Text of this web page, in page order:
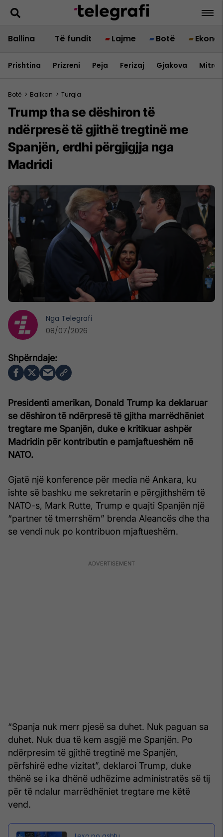
Ballina Të fundit Lajme Botë
Prishtina Prizreni Peja Ferizaj Gjakova
Botë > Ballkan > Turqia
Trump tha se dëshiron të
ndërpresë të gjithë tregtinë me
Spanjën, erdhi përgjigjja nga
Madridi
Presidenti amerikan, Donald Trump ka deklaruar
se dëshiron të ndërpresë të gjitha marrëdhëniet
tregtare me Spanjën, duke e kritikuar ashpër
Madridin për kontributin e pamjaftueshëm në
NATO.
Gjatë një konference për media në Ankara, ku
ishte së bashku me sekretarin e përgjithshëm të
NATO-s, Mark Rutte, Trump e quajti Spanjën një
“partner të tmerrshëm” brenda Aleancës dhe tha
se vendi nuk po kontribuon mjaftueshëm.
“Spanja nuk merr pjesë sa duhet. Nuk paguan sa
duhet. Nuk dua të kem asgjë me Spanjën. Po
ndërpresim të gjithë tregtinë me Spanjën,
përfshirë edhe vizitat”, deklaroi Trump, duke
thënë se i ka dhënë udhëzime administratës së tij
për të ndalur marrëdhëniet tregtare me këtë
vend.
Nga Telegrafi
08/07/2026